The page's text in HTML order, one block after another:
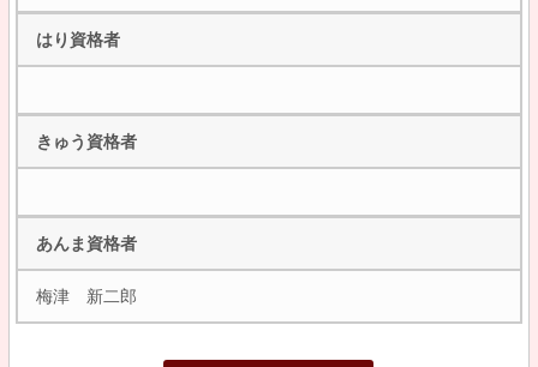
はり資格者
きゅう資格者
あんま資格者
梅津 新二郎